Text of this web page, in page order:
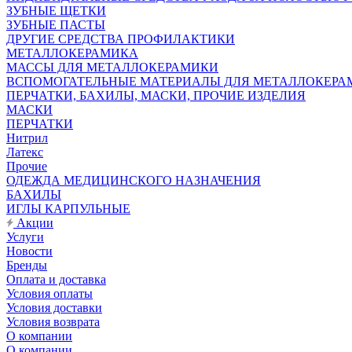
ЗУБНЫЕ ЩЕТКИ
ЗУБНЫЕ ПАСТЫ
ДРУГИЕ СРЕДСТВА ПРОФИЛАКТИКИ
МЕТАЛЛОКЕРАМИКА
МАССЫ ДЛЯ МЕТАЛЛОКЕРАМИКИ
ВСПОМОГАТЕЛЬНЫЕ МАТЕРИАЛЫ ДЛЯ
ПЕРЧАТКИ, БАХИЛЫ, МАСКИ, ПРОЧИЕ ИЗДЕЛИЯ
МАСКИ
ПЕРЧАТКИ
Нитрил
Латекс
Прочие
ОДЕЖДА МЕДИЦИНСКОГО НАЗНАЧЕНИЯ
БАХИЛЫ
ИГЛЫ КАРПУЛЬНЫЕ
Акции
Услуги
Новости
Бренды
Оплата и доставка
Условия оплаты
Условия доставки
Условия возврата
О компании